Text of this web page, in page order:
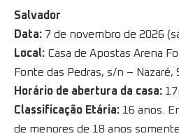
Salvador
Data: 7 de novembro de 2026
Local: Casa de Apostas Arena
Fonte das Pedras, s/n – Nazaré,
Horário de abertura da casa:
Classificação Etária: 16 anos.
de menores de 18 anos